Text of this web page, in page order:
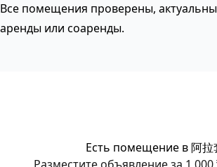
Все помещения проверены,
аренды или соаренды.
Есть помещение в 阿拉